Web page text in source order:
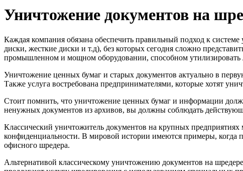
Уничтожение документов на
Каждая компания обязана обеспечить правильный подход к
диски, жесткие диски и т.д), без которых сегодня сложно
промышленном и мощном оборудовании, способном
Уничтожение ценных бумаг и старых документов актуально в
Также услуга востребована предпринимателями, которые хотят
Стоит помнить, что уничтожение ценных бумаг и информации
ненужных документов из архивов, вы должны соблюдать
Классический уничтожитель документов на крупных
конфиденциальности. В мировой истории имеются примеры, когда
офисного шредера.
Альтернативой классическому уничтожению документов на